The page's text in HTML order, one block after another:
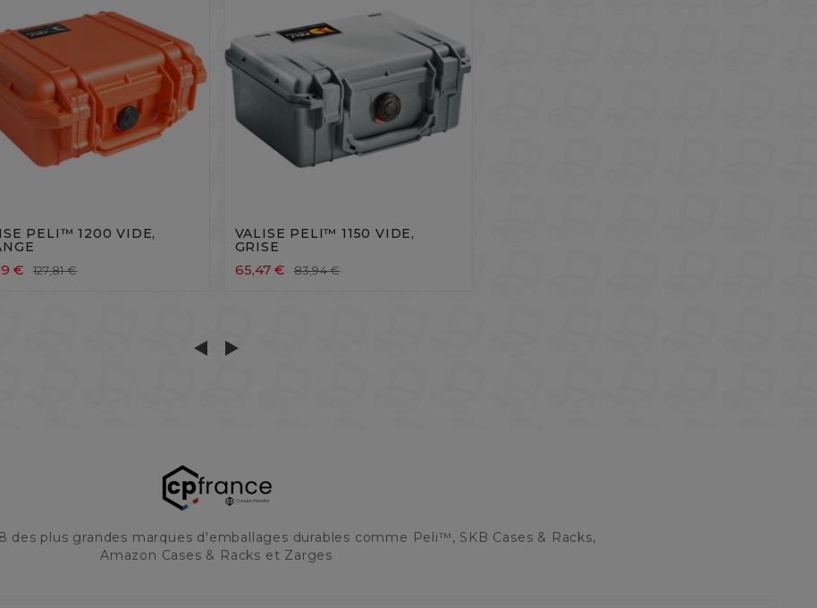
PELI™ 1200 VIDE,
€ 127,81 €
VALISE PELI™ 1150 VIDE,
GRISE
65,47 € 83,94 €
des plus grandes marques d'emballages durables comme Peli™, SKB Cases & Racks,
Amazon Cases & Racks et Zarges